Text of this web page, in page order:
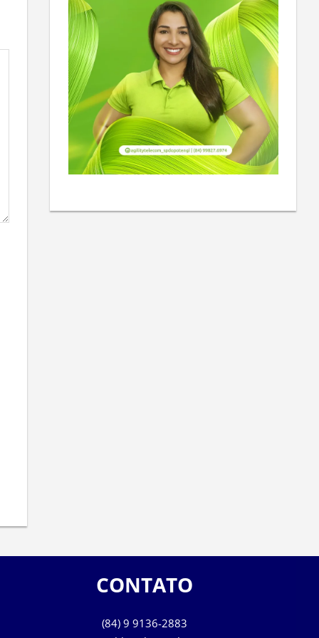
CONTATO
(84) 9 9136-2883